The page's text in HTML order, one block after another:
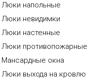
Люки напольные
Люки невидимки
Люки настенные
Люки противопожарные
Мансардные окна
Люки выхода на кровлю